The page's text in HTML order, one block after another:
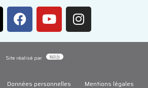
Site réalisé par
Données personnelles Mentions légales